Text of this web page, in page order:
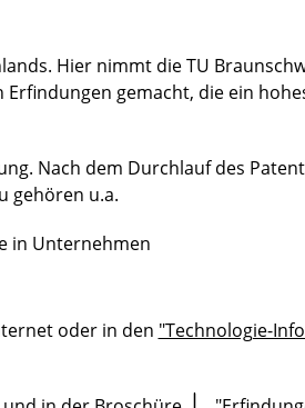
Hier nimmt die TU
gemacht, die ein
Nach dem Durchlauf des
gehören u.a.
in Unternehmen
oder in den "Technologie-